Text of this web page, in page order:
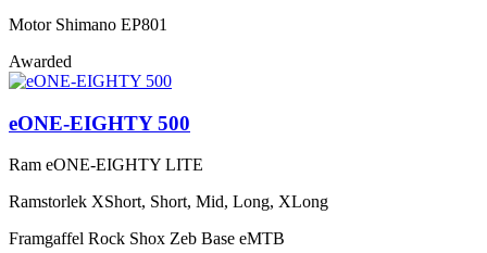
Motor Shimano EP801
Awarded
eONE-EIGHTY 500
Ram eONE-EIGHTY LITE
Ramstorlek XShort, Short, Mid, Long, XLong
Framgaffel Rock Shox Zeb Base eMTB